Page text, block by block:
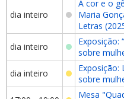
dia inteiro
A cor e o
Maria
Letras
dia inteiro
Exposição:
sobre
dia inteiro
Exposição:
sobre
Mesa